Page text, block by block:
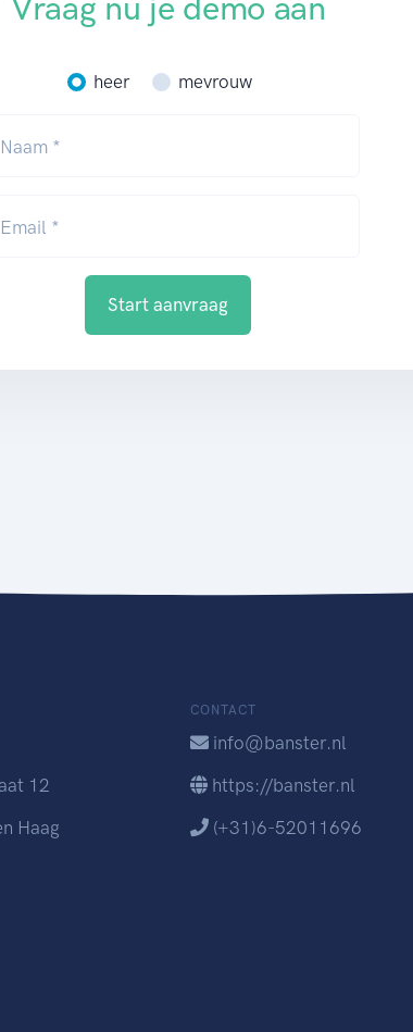
Vraag nu je demo aan
heer mevrouw
Naam *
Email *
Start aanvraag
12
Haag
CONTACT
info@banster.nl
https://banster.nl
(+31)6-52011696